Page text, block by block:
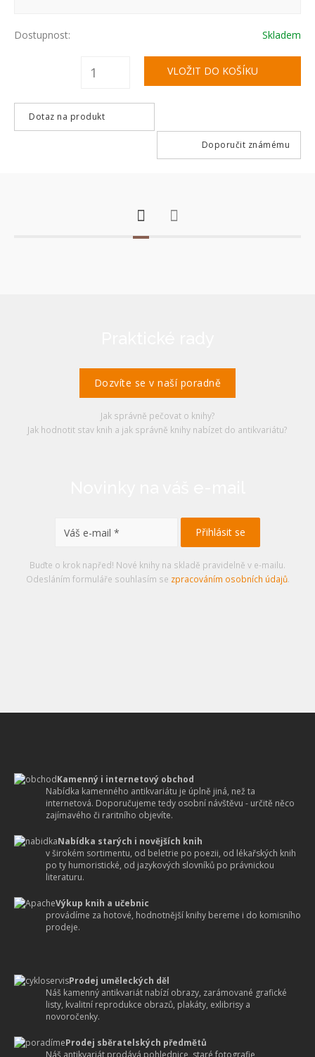
Dostupnost: Skladem
Dotaz na produkt
Doporučit známému
Dozvíte se v naší poradně
Jak správně pečovat o knihy?
Jak hodnotit stav knih a jak správně knihy nabízet do antikvariátu?
Buďte o krok napřed! Nové knihy na skladě pravidelně v e-mailu.
Odesláním formuláře souhlasím se zpracováním osobních údajů.
Kamenný i internetový obchod
Nabídka kamenného antikvariátu je úplně jiná, než ta
internetová. Doporučujeme tedy osobní návštěvu - určitě něco
zajímavého či raritního objevíte.
Nabídka starých i novějších knih
v širokém sortimentu, od beletrie po poezii, od lékařských knih
po ty humoristické, od jazykových slovníků po právnickou
literaturu.
Výkup knih a učebnic
provádíme za hotové, hodnotnější knihy bereme i do komisního
prodeje.
Prodej uměleckých děl
Náš kamenný antikvariát nabízí obrazy, zarámované grafické
listy, kvalitní reprodukce obrazů, plakáty, exlibrisy a
novoročenky.
Prodej sběratelských předmětů
Náš antikvariát prodává pohlednice, staré fotografie,